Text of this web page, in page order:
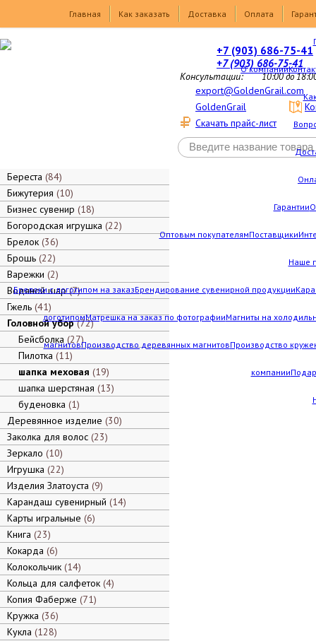
Главная
Как заказать Доставка Оплата
О компании
Гарантии
Оптовым покупателямПоставщики
Наше
Брелоки с логотипом на заказБрендирование сувенирной продукции
логотипомМатрешка на заказ по фотографииМагниты на
магнитовПроизводство деревянных магнитовПроизводство
компании
+7 (903) 686-75-41
+7 (903) 686-75-41
Консультации: 10:00 до
export@GoldenGrail.com
GoldenGrail
Скачать прайс-лист
Береста 84
Бижутерия 10
Бизнес сувенир 18
Богородская игрушка 22
Брелок 36
Брошь 22
Варежки 2
Водяной шар 7
Гжель 41
Головной убор 72
Бейсболка 27
Пилотка 11
шапка меховая 19
шапка шерстяная 13
буденовка 1
Деревянное изделие 30
Заколка для волос 23
Зеркало 10
Игрушка 22
Изделия Златоуста 9
Карандаш сувенирный 14
Карты игральные 6
Книга 23
Кокарда 6
Колокольчик 14
Кольца для салфеток 4
Копия Фаберже 71
Кружка 36
Кукла 128